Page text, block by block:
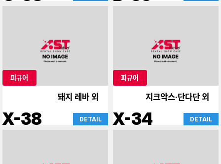
피규어
돼지 레바 외
X-38 DETAIL
피규어
지크악스·단다단 외
X-34 DETAIL